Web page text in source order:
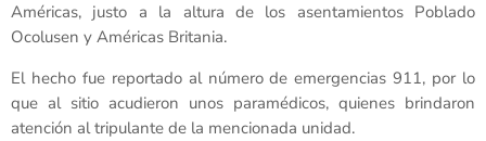
Américas, justo a la altura de los asentamientos Poblado
Ocolusen y Américas Britania.
El hecho fue reportado al número de emergencias 911, por lo
que al sitio acudieron unos paramédicos, quienes brindaron
atención al tripulante de la mencionada unidad.